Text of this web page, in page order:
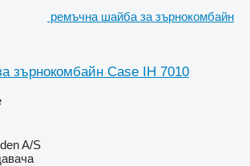
ремъчна шайба за зърнокомбайн
зърнокомбайн Case IH 7010
A/S